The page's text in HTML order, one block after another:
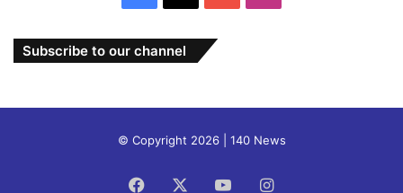
Subscribe to our channel
© Copyright 2026 | 140 News
Facebook YouTubeInstagram